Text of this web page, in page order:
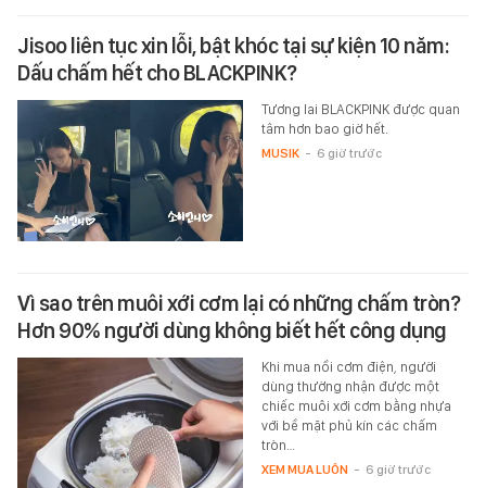
Jisoo liên tục xin lỗi, bật khóc tại sự kiện 10 năm:
Dấu chấm hết cho BLACKPINK?
Tương lai BLACKPINK được quan
tâm hơn bao giờ hết.
MUSIK - 6 giờ trước
Vì sao trên muôi xới cơm lại có những chấm tròn?
Hơn 90% người dùng không biết hết công dụng
Khi mua nồi cơm điện, người
dùng thường nhận được một
chiếc muôi xới cơm bằng nhựa
với bề mặt phủ kín các chấm
tròn…
XEM MUA LUÔN - 6 giờ trước